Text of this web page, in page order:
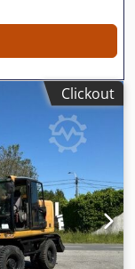
Clickout